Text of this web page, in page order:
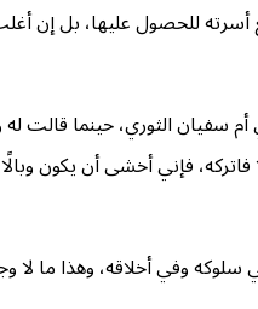
للحصول عليها، بل إن
أم سفيان الثوري، حينما
فإني أخشى أن يكون
وفي أخلاقه، وهذا ما لا